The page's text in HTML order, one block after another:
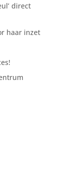
direct
haar inzet